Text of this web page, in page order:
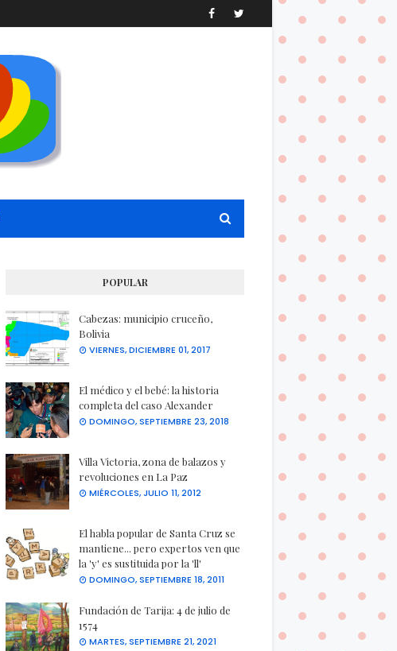
POPULAR
Cabezas: municipio cruceño,
Bolivia
VIERNES, DICIEMBRE 01, 2017
El médico y el bebé: la historia
completa del caso Alexander
DOMINGO, SEPTIEMBRE 23, 2018
Villa Victoria, zona de balazos y
revoluciones en La Paz
MIÉRCOLES, JULIO 11, 2012
El habla popular de Santa Cruz se
mantiene... pero expertos ven que
la 'y' es sustituida por la 'll'
DOMINGO, SEPTIEMBRE 18, 2011
Fundación de Tarija: 4 de julio de
1574
MARTES, SEPTIEMBRE 21, 2021